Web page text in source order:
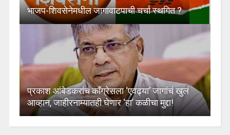
भाजप-शिवसेनेमधील जागावाटपाची चर्चा स्थगित ?
प्रकाश आंबेडकरांचं काँग्रेसला ‘एवढ्या’ जागांचं खुलं
आव्हान, जाहीरनाम्यातही घेणार ‘हा’ कळीचा मुद्दा!